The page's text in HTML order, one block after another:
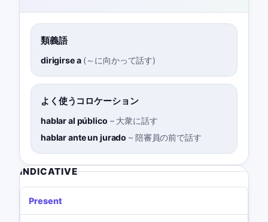
類義語
dirigirse a(～に向かって話す)
よく使うコロケーション
hablar al público – 大衆に話す
hablar ante un jurado – 陪審員の前で話す
INDICATIVE
Present